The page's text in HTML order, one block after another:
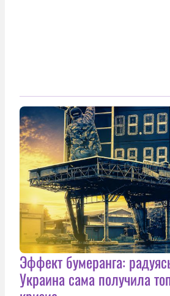
Эффект бумеранга:
Украина сама получила